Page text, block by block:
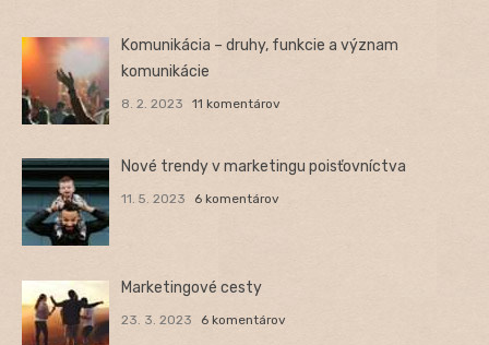
Komunikácia – druhy, funkcie a význam
komunikácie
8. 2. 2023 11 komentárov
Nové trendy v marketingu poisťovníctva
11. 5. 2023 6 komentárov
Marketingové cesty
23. 3. 2023 6 komentárov